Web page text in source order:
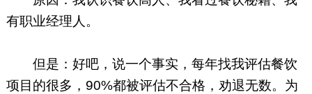
有职业经理人。
但是：好吧，说一个事实，每年找我评估餐饮
项目的很多，90%都被评估不合格，劝退无数。为